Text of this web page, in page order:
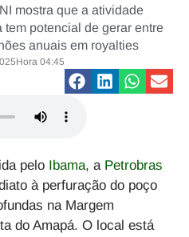
mostra que a atividade
potencial de gerar entre
anuais em royalties
Hora 04:45
pelo Ibama, a Petrobras
à perfuração do poço
na Margem
do Amapá. O local está